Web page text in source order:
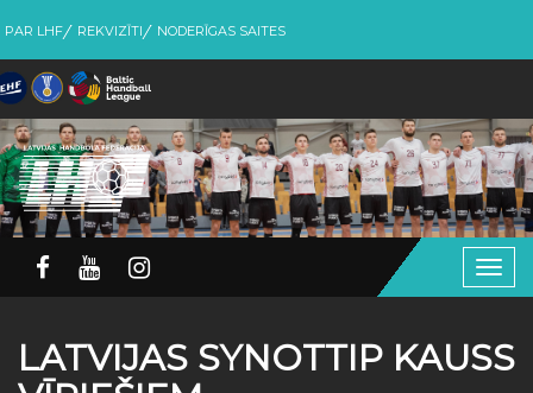
PAR LHF REKVIZĪTI NODERĪGAS SAITES
LATVIJAS SYNOTTIP KAUSS